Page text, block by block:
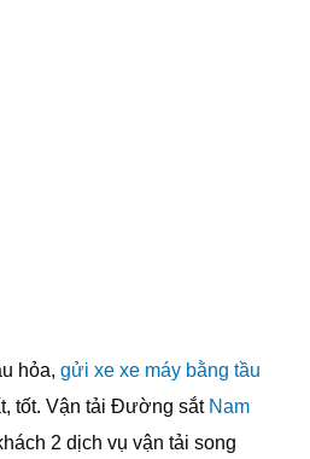
hỏa, gửi xe xe máy bằng tầu
tốt. Vận tải Đường sắt Nam
2 dịch vụ vận tải song